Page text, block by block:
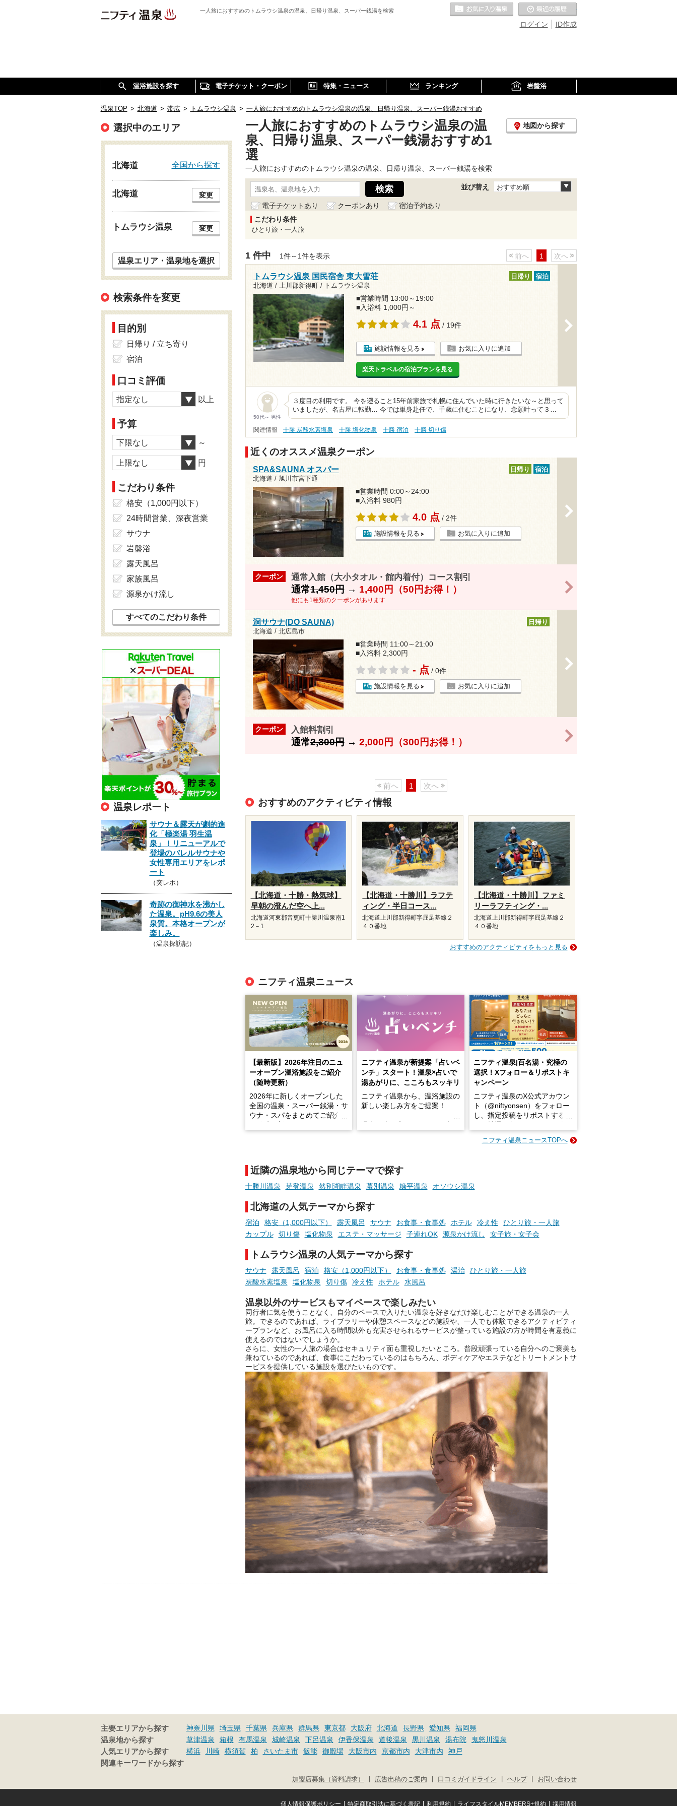
一人旅におすすめのトムラウシ温泉の温泉、日帰り温泉、スーパー銭湯を検索
ID作成
ログイン
お気に入りの温泉
温浴施設を探す 電子チケット・クーポン 特集・ニュース ランキング 岩盤浴
温泉TOP > 北海道 > 帯広 > トムラウシ温泉 > 一人旅におすすめのトムラウシ温泉の温泉、日帰り温泉、スーパー銭湯おすすめ
一人旅におすすめのトムラウシ温泉の温
泉、日帰り温泉、スーパー銭湯おすすめ1
選
地図から探す
一人旅におすすめのトムラウシ温泉の温泉、日帰り温泉、スーパー銭湯を検索
並び替え おすすめ順
電子チケットあり クーポンあり
宿泊予約あり
こだわり条件
ひとり旅・一人旅
1 件中 1件～1件を表示 前へ 1 次へ
トムラウシ温泉 国民宿舎 東大雪荘
北海道 / 上川郡新得町 / トムラウシ温泉
日帰り 宿泊
■営業時間 13:00～19:00
■入浴料 1,000円～
4.1 点 / 19件
施設情報を見る お気に入りに追加
楽天トラベルの宿泊プランを見る
50代～ 男性
３度目の利用です。 今を遡ること15年前家族で札幌に住んでいた時に行きたいな～と思って
いましたが、名古屋に転勤… 今では単身赴任で、千歳に住むことになり、念願叶って３…
関連情報 十勝 炭酸水素塩泉 十勝 塩化物泉 十勝 宿泊 十勝 切り傷
近くのオススメ温泉クーポン
SPA&SAUNA オスパー
北海道 / 旭川市宮下通
日帰り 宿泊
■営業時間 0:00～24:00
■入浴料 980円
4.0 点 / 2件
施設情報を見る お気に入りに追加
クーポン 通常入館（大小タオル・館内着付）コース割引
通常1,450円→ 1,400円（50円お得！）
他にも1種類のクーポンがあります
洞サウナ(DO SAUNA)
北海道 / 北広島市
日帰り
■営業時間 11:00～21:00
■入浴料 2,300円
- 点 / 0件
施設情報を見る お気に入りに追加
クーポン 入館料割引
通常2,300円→ 2,000円（300円お得！）
前へ 1 次へ
おすすめのアクティビティ情報
【北海道・十勝・熱気球】
早朝の澄んだ空へ上...
北海道河東郡音更町十勝川温泉南1
2－1
【北海道・十勝川】ラフテ
ィング・半日コース...
北海道上川郡新得町字屈足基線２
４０番地
【北海道・十勝川】ファミ
リーラフティング・...
北海道上川郡新得町字屈足基線２
４０番地
おすすめのアクティビティをもっと見る
ニフティ温泉ニュース
【最新版】2026年注目のニュ
ーオープン温浴施設をご紹介
（随時更新）
2026年に新しくオープンした
全国の温泉・スーパー銭湯・サ
ウナ・スパをまとめてご紹介！
まったスポットが続々登場して
います。
現地取材記事もあわせて紹介し
ていますので、気になる施設は
ぜひチェックして次のおでかけ
先の参考にしてみてください
ね。
ニフティ温泉が新提案「占いベ
ンチ」スタート！温泉×占いで
湯あがりに、こころもスッキリ
ニフティ温泉から、温浴施設の
新しい楽しみ方をご提案！
手相やタロットなど気軽に楽し
める占いで、“ととのう”おふろ
時間を、もっと特別に。
ニフティ温泉|百名湯・究極の
選択！Xフォロー＆リポストキ
ャンペーン
ニフティ温泉のX公式アカウン
ト（@niftyonsen）をフォロー
し、指定投稿をリポストする
GIFT500円分をプレゼントい
ニフティ温泉ニュースTOPへ
近隣の温泉地から同じテーマで探す
十勝川温泉 芽登温泉 然別湖畔温泉 幕別温泉 糠平温泉 オソウシ温泉
北海道の人気テーマから探す
宿泊 格安（1,000円以下） 露天風呂 サウナ お食事・食事処 ホテル 冷え性
ひとり旅・一人旅
カップル
切り傷 塩化物泉 エステ・マッサージ 子連れOK 源泉かけ流し 女子旅・女子会
トムラウシ温泉の人気テーマから探す
サウナ 露天風呂 宿泊 格安（1,000円以下） お食事・食事処 湯治
ひとり旅・一人旅
炭酸水素塩泉
塩化物泉 切り傷 冷え性 ホテル 水風呂
温泉以外のサービスもマイペースで楽しみたい
同行者に気を使うことなく、自分のペースで入りたい温泉を好きなだけ楽しむことができる温泉の一人
旅。できるのであれば、ライブラリーや休憩スペースなどの施設や、一人でも体験できるアクティビティ
ープランなど、お風呂に入る時間以外も充実させられるサービスが整っている施設の方が時間を有意義に
使えるのではないでしょうか。
さらに、女性の一人旅の場合はセキュリティ面も重視したいところ。普段頑張っている自分へのご褒美も
兼ねているのであれば、食事にこだわっているのはもちろん、ボディケアやエステなどトリートメントサ
ービスを提供している施設を選びたいものです。
選択中のエリア
北海道 全国から探す
北海道 変更
トムラウシ温泉 変更
温泉エリア・温泉地を選択
検索条件を変更
目的別
日帰り / 立ち寄り
宿泊
口コミ評価
指定なし 以上
予算
下限なし ～
上限なし 円
こだわり条件
格安（1,000円以下）
24時間営業、深夜営業
サウナ
岩盤浴
露天風呂
家族風呂
源泉かけ流し
すべてのこだわり条件
温泉レポート
サウナ＆露天が劇的進
化「極楽湯 羽生温
泉」！リニューアルで
登場のバレルサウナや
女性専用エリアをレポ
ート
（突レポ）
奇跡の御神水を沸かし
た温泉。pH9.6の美人
泉質。本格オープンが
楽しみ。
（温泉探訪記）
主要エリアから探す 神奈川県 埼玉県 千葉県 兵庫県 群馬県 東京都 大阪府 北海道 長野県 愛知県
福岡県
温泉地から探す
草津温泉 箱根 有馬温泉 城崎温泉 下呂温泉 伊香保温泉 道後温泉 黒川温泉 湯布院
鬼怒川温泉
人気エリアから探す
横浜 川崎 横須賀 柏 さいたま市 飯能 御殿場 大阪市内 京都市内 大津市内
神戸
関連キーワードから探す
お問い合わせ
ヘルプ
口コミガイドライン
広告出稿のご案内
加盟店募集（資料請求）
採用情報
ライフスタイルMEMBERS+規約
利用規約
特定商取引法に基づく表記
個人情報保護ポリシー